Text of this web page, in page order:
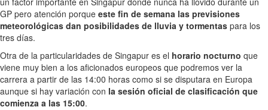
GP pero atención porque este fin de semana las previsiones
meteorológicas dan posibilidades de lluvia y tormentas para los
tres días.
Otra de la particularidades de Singapur es el horario nocturno que
viene muy bien a los aficionados europeos que podremos ver la
carrera a partir de las 14:00 horas como si se disputara en Europa
aunque si hay variación con la sesión oficial de clasificación que
comienza a las 15:00.